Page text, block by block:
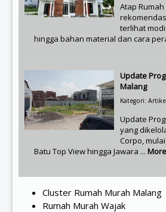
Atap
terlihat
hingga bahan material dan cara
Update
Malang
Kategori:
Update
yang
Corpo,
Batu Top View hingga Jawara ... More
Cluster Rumah Murah Malang
Rumah Murah Wajak